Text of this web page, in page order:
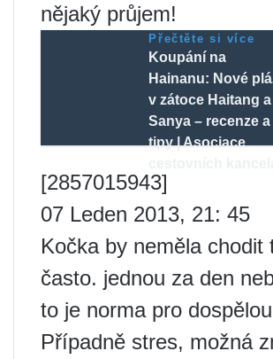
nějaký průjem!
Přečtěte si více
Koupání na
Hainanu: Nové
v zátoce Haitang a
Sanya – recenze a
tipy | Asociace
[2857015943]
07 Leden 2013, 21: 45
Kočka by neměla chodit
často. jednou za den
to je norma pro
Případně stres, možná